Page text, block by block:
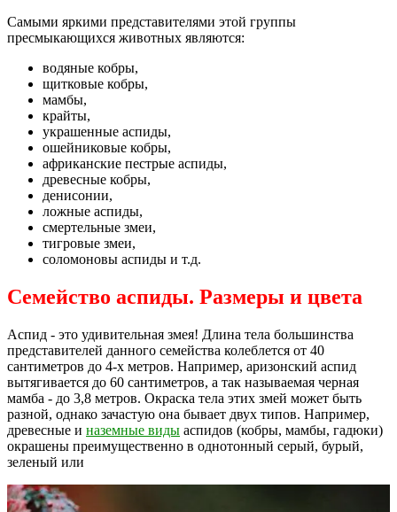
Самыми яркими представителями этой группы
пресмыкающихся животных являются:
водяные кобры,
щитковые кобры,
мамбы,
крайты,
украшенные аспиды,
ошейниковые кобры,
африканские пестрые аспиды,
древесные кобры,
денисонии,
ложные аспиды,
смертельные змеи,
тигровые змеи,
соломоновы аспиды и т.д.
Семейство аспиды. Размеры и цвета
Аспид - это удивительная змея! Длина тела большинства
представителей данного семейства колеблется от 40
сантиметров до 4-х метров. Например, аризонский аспид
вытягивается до 60 сантиметров, а так называемая черная
мамба - до 3,8 метров. Окраска тела этих змей может быть
разной, однако зачастую она бывает двух типов. Например,
древесные и наземные виды аспидов (кобры, мамбы, гадюки)
окрашены преимущественно в однотонный серый, бурый,
зеленый или